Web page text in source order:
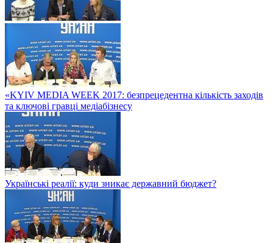
«KYIV MEDIA WEEK 2017: безпрецедентна кількість заходів
та ключові гравці медіабізнесу
Українські реалії: куди зникає державний бюджет?